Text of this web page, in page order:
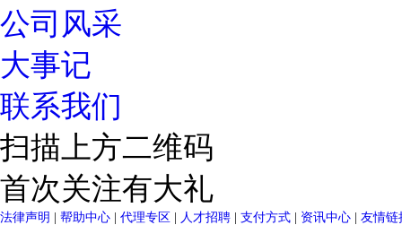
公司风采
大事记
联系我们
扫描上方二维码
首次关注有大礼
法律声明 帮助中心 代理专区 人才招聘 支付方式 资讯中心 友情链